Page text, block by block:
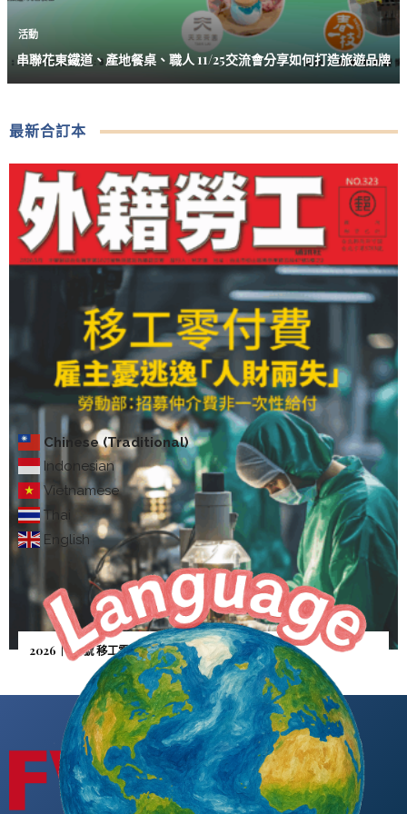
Chinese (Traditional)
Indonesian
Vietnamese
Thai
English
活動
串聯花東鐵道、產地餐桌、職人 11/25交流會分享如何打造旅遊品牌
最新合訂本
2026｜5月號 移工零付費—雇主憂逃逸「人財兩失」